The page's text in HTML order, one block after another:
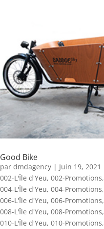
Good Bike
par dmdagency | Juin 19, 2021
002-L'Île d'Yeu, 002-Promotions,
004-L'Île d'Yeu, 004-Promotions,
006-L'Île d'Yeu, 006-Promotions,
008-L'Île d'Yeu, 008-Promotions,
010-L'Île d'Yeu, 010-Promotions,